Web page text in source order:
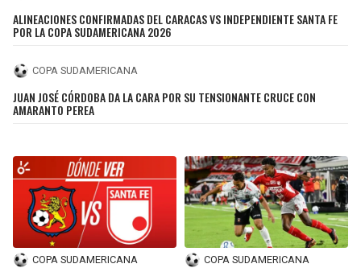
ALINEACIONES CONFIRMADAS DEL CARACAS VS INDEPENDIENTE SANTA FE
POR LA COPA SUDAMERICANA 2026
COPA SUDAMERICANA
JUAN JOSÉ CÓRDOBA DA LA CARA POR SU TENSIONANTE CRUCE CON
AMARANTO PEREA
COPA SUDAMERICANA COPA SUDAMERICANA